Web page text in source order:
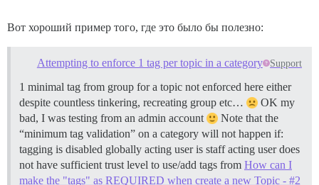
Вот хороший пример того, где это было бы полезно:
Attempting to enforce 1 tag per topic in a category Support
1 minimal tag from group for a topic not enforced here either
despite countless tinkering, recreating group etc…
OK my
bad, I was testing from an admin account
Note that the
“minimum tag validation” on a category will not happen if:
tagging is disabled globally acting user is staff acting user does
not have sufficient trust level to use/add tags from How can I
make the "tags" as REQUIRED when create a new Topic - #2